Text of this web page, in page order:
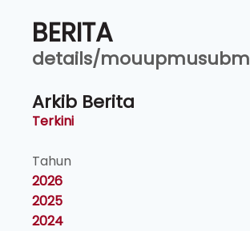
BERITA
details/mouupmusubm
Arkib Berita
Terkini
Tahun
2026
2025
2024